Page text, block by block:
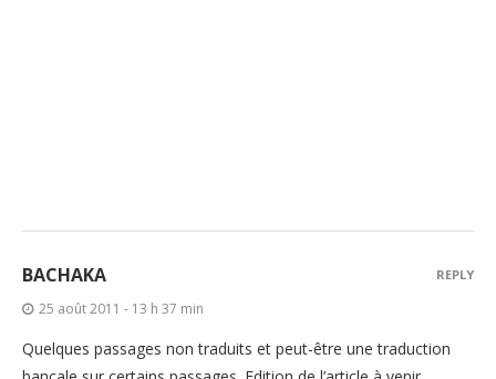
BACHAKA
25 août 2011 - 13 h 37 min
Quelques passages non traduits et peut-être une traduction
REPLY